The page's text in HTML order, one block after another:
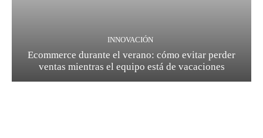
INNOVACIÓN
Ecommerce durante el verano: cómo evitar perder
ventas mientras el equipo está de vacaciones